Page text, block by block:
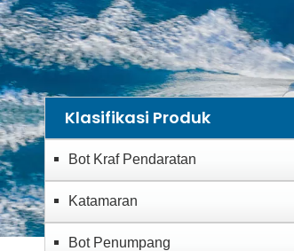
Rumah / Produk / Bot memancing
Klasifikasi Produk
Bot Kraf Pendaratan
Katamaran
Bot Penumpang